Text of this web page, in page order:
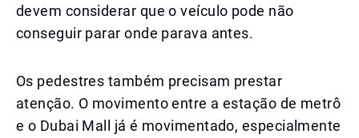
devem considerar que o veículo pode não
conseguir parar onde parava antes.
Os pedestres também precisam prestar
atenção. O movimento entre a estação de metrô
e o Dubai Mall já é movimentado, especialmente